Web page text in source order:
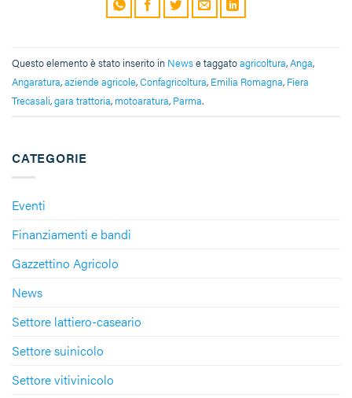
CATEGORIE
Eventi
Finanziamenti e bandi
Gazzettino Agricolo
News
Settore lattiero-caseario
Settore suinicolo
Settore vitivinicolo
Questo elemento è stato inserito in Newse taggatoagricoltura,Anga,
Angaratura,aziende agricole,Confagricoltura, Emilia Romagna, Fiera
Trecasali,gara trattoria, motoaratura, Parma.